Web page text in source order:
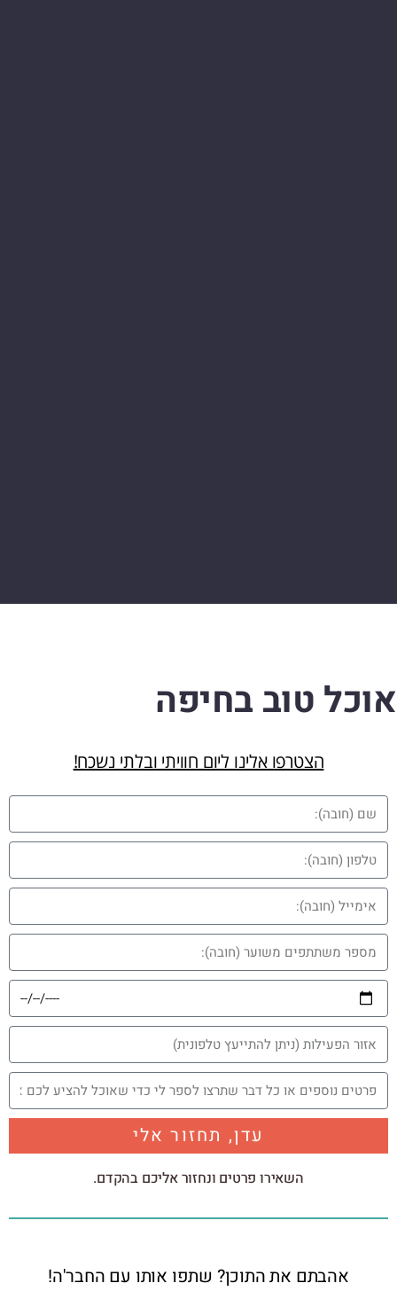
אוכל טוב בחיפה
הצטרפו אלינו ליום חוויתי ובלתי נשכח!
עדן, תחזור אלי
השאירו פרטים ונחזור אליכם בהקדם.
אהבתם את התוכן? שתפו אותו עם החבר'ה!